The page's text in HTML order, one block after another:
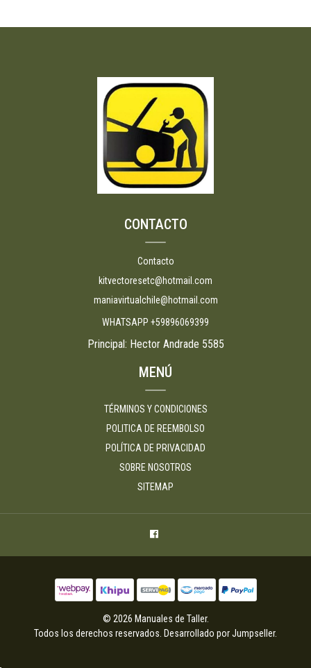
CONTACTO
Contacto
kitvectoresetc@hotmail.com
maniavirtualchile@hotmail.com
WHATSAPP +59896069399
Principal: Hector Andrade 5585
MENÚ
TÉRMINOS Y CONDICIONES
POLITICA DE REEMBOLSO
POLÍTICA DE PRIVACIDAD
SOBRE NOSOTROS
SITEMAP
© 2026 Manuales de Taller.
Todos los derechos reservados. Desarrollado por Jumpseller.